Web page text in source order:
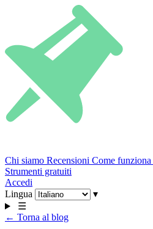
Chi siamo Recensioni Come funziona
Strumenti gratuiti
Accedi
Lingua
▾
☰
← Torna al blog